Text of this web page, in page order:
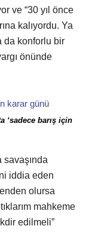
ve “30 yıl önce
kalıyordu. Ya
da konforlu bir
önünde
‘sadece barış için
savaşında
iddia eden
olursa
mahkeme
edilmeli”